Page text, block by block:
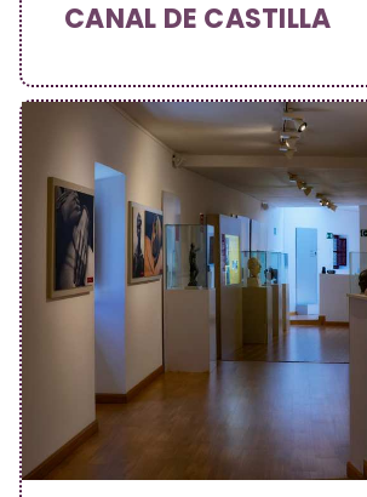
CANAL DE CASTILLA